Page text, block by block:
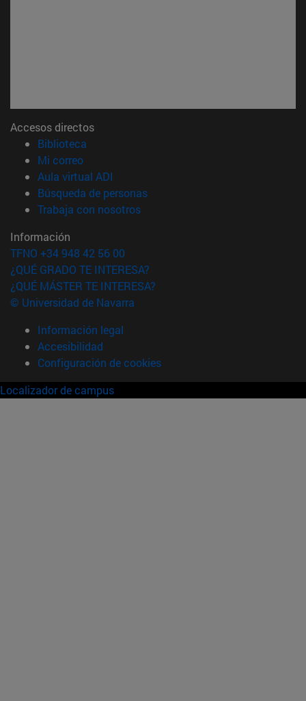
Accesos directos
Biblioteca
Mi correo(abre en nueva ventana)
Aula virtual ADI
Búsqueda de personas(abre en nueva ventana)
Trabaja con nosotros(abre en nueva ventana)
Información
TFNO +34 948 42 56 00
¿QUÉ GRADO TE INTERESA?
¿QUÉ MÁSTER TE INTERESA?
© Universidad de Navarra
Información legal
Accesibilidad
Configuración de cookies
Localizador de campus